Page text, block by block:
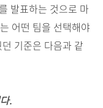
발표하는 것으로 마
어떤 팀을 선택해야
기준은 다음과 같
.